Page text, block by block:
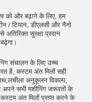
को और बढ़ाने के लिए, हम
/ टियान, डीएलसी और नैनो
सुरक्षा प्रदान
संचालन के लिए उच्च
है, कस्टम अंत मिलों सही
अनुकूलन विकल्प,
अपने सभी मशीनिंग जरूरतों के
अंत मिलों प्राप्त करने के